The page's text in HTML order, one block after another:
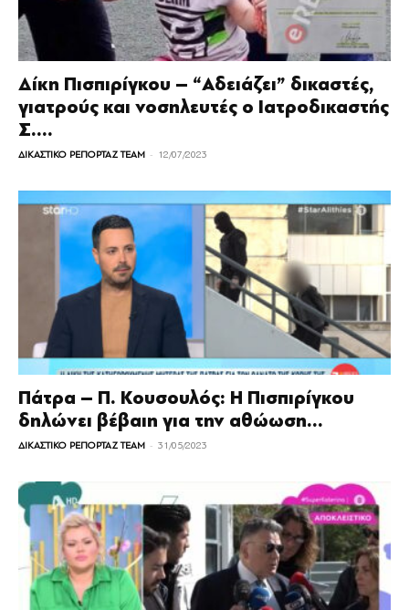
Δίκη Πισπιρίγκου – “Αδειάζει” δικαστές,
γιατρούς και νοσηλευτές ο Ιατροδικαστής
Σ....
ΔΙΚΑΣΤΙΚΟ ΡΕΠΟΡΤΑΖ TEAM - 12/07/2023
Πάτρα – Π. Κουσουλός: Η Πισπιρίγκου
δηλώνει βέβαιη για την αθώωση...
ΔΙΚΑΣΤΙΚΟ ΡΕΠΟΡΤΑΖ TEAM - 31/05/2023